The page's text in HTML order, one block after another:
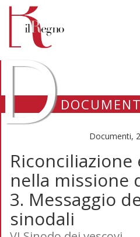
Documenti,
nella missione
3. Messaggio
sinodali